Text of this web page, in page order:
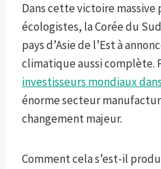
Dans cette victoire
écologistes, la Corée du
pays d’Asie de l’Est à
climatique aussi complète.
investisseurs mondiaux
énorme secteur
changement majeur.
Comment cela s’est-il